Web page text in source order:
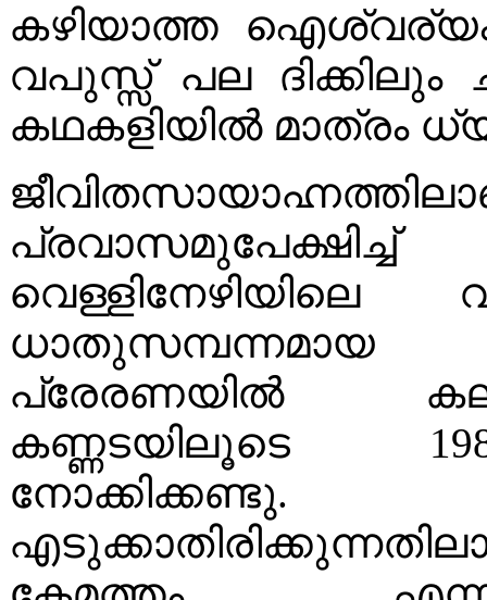
കഴിയാത്ത ഐശ്വര്യം
വപുസ്സ്‌ പല ദിക്കിലും
കഥകളിയിൽ മാത്രം
പ്രവാസമുപേക്ഷിച്ച്
വെള്ളിനേഴിയിലെ
ധാതുസമ്പന്നമായ
പ്രേരണയിൽ
കണ്ണടയിലൂടെ